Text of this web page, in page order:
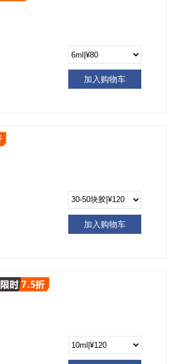
加入购物车
加入购物车